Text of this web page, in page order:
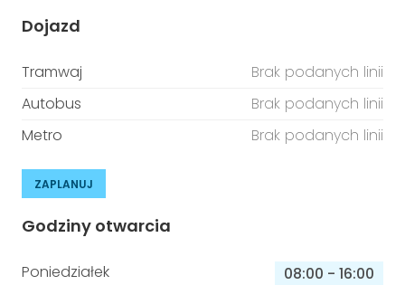
Dojazd
Tramwaj
Brak podanych linii
Autobus
Brak podanych linii
Metro
Brak podanych linii
ZAPLANUJ
Godziny otwarcia
Poniedziałek 08:00 - 16:00